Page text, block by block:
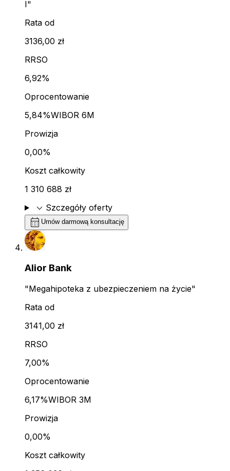
I"
Rata od
3136,00 zł
RRSO
6,92%
Oprocentowanie
5,84%WIBOR 6M
Prowizja
0,00%
Koszt całkowity
1 310 688 zł
expand_more Szczegóły oferty
calendar_month Umów darmową konsultację
Alior Bank
"Megahipoteka z ubezpieczeniem na życie"
Rata od
3141,00 zł
RRSO
7,00%
Oprocentowanie
6,17%WIBOR 3M
Prowizja
0,00%
Koszt całkowity